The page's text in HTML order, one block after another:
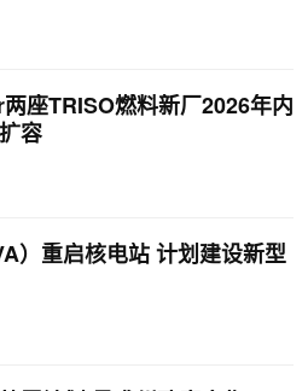
座TRISO燃料新厂2026年内
容
）重启核电站 计划建设新型